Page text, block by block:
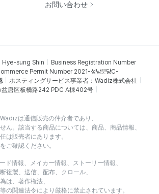
お問い合わせ
Hye-sung Shin
Business Registration Number
Permit Number 2021-성남분당C-
ホスティングサービス事業者：Wadiz株式会社
盆唐区板橋路242 PDC A棟402号
は通信販売の仲介者であり、
ん。該当する商品については、商品、商品情報、
は販売者にあります。
ご確認ください。
ド情報、メイカー情報、ストーリー情報、
複製、送信、配布、クロール、
は、著作権法、
の関連法令により厳格に禁止されています。